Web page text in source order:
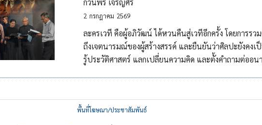
กวินพร เจริญศรี
2 กรกฎาคม 2569
ละครเวที คือผู้อภิวัฒน์ ได้หวนคืนสู่เวทีอีกครั้ง โดยการรว
ถึงเจตนารมณ์ของผู้สร้างสรรค์ และยืนยันว่าศิลปะยังคง
รู้ประวัติศาสตร์ แลกเปลี่ยนความคิด และตั้งคำถามต่ออ
พื้นที่โฆษณา/ประชาสัมพันธ์